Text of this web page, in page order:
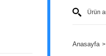
Anasayfa